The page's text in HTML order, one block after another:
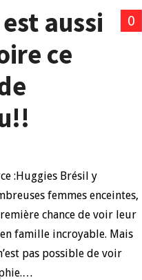
0
aussi
ce
:Huggies Brésil y
femmes enceintes,
chance de voir leur
famille incroyable. Mais
pas possible de voir